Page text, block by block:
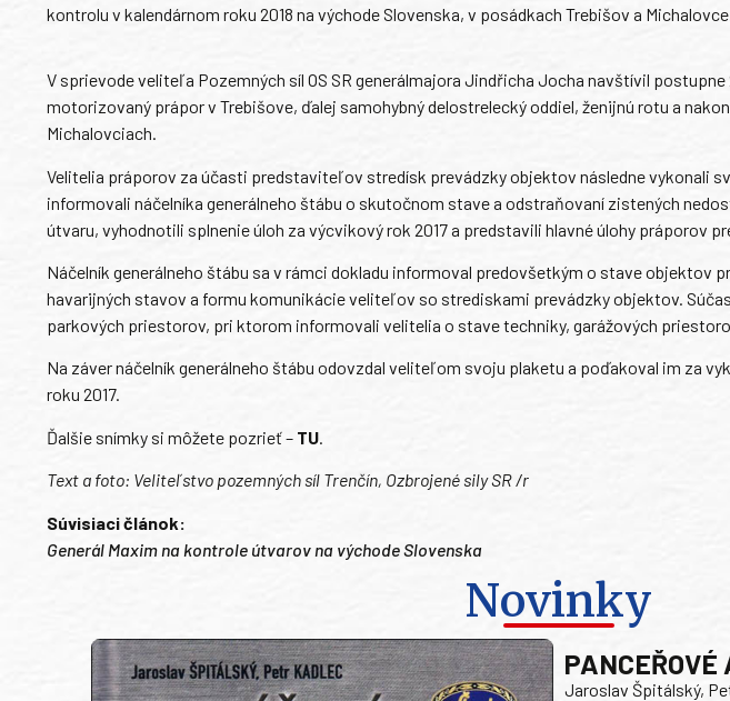
kontrolu v kalendárnom roku 2018 na východe Slovenska, v posádkach Trebišov a
V sprievode veliteľa Pozemných síl OS SR generálmajora Jindřicha Jocha navštívil postupne
motorizovaný prápor v Trebišove, ďalej samohybný delostrelecký oddiel, ženijnú rotu a
Michalovciach.
Velitelia práporov za účasti predstaviteľov stredísk prevádzky objektov následne vykonali
informovali náčelníka generálneho štábu o skutočnom stave a odstraňovaní zistených
útvaru, vyhodnotili splnenie úloh za výcvikový rok 2017 a predstavili hlavné úlohy práporov
Náčelník generálneho štábu sa v rámci dokladu informoval predovšetkým o stave objektov
havarijných stavov a formu komunikácie veliteľov so strediskami prevádzky objektov.
parkových priestorov, pri ktorom informovali velitelia o stave techniky, garážových
Na záver náčelník generálneho štábu odovzdal veliteľom svoju plaketu a poďakoval im za
roku 2017.
Ďalšie snímky si môžete pozrieť – TU
Text a foto: Veliteľstvo pozemných síl Trenčín, Ozbrojené sily SR /r
Súvisiaci článok:
Generál Maxim na kontrole útvarov na východe Slovenska
Novinky
PANCEŘOVÉ
Jaroslav Špitálský,